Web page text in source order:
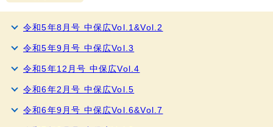
令和5年8月号 中保広Vol.1&Vol.2
令和5年9月号 中保広Vol.3
令和5年12月号 中保広Vol.4
令和6年2月号 中保広Vol.5
令和6年9月号 中保広Vol.6&Vol.7